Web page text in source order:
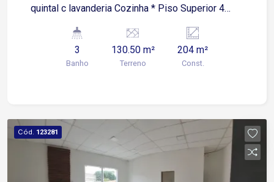
quintal c lavanderia Cozinha * Piso Superior 4
possuem pia não tem garagem Testada : 8,70 m
A/C: 204 m
3
Banho
130.50 m²
Terreno
204 m²
Const.
Cód. 123281